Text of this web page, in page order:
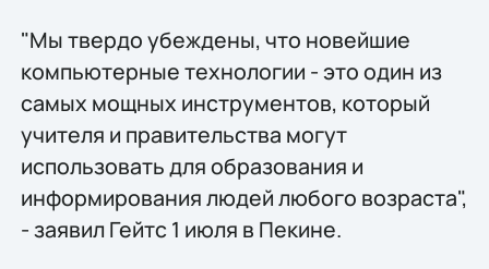
"Мы твердо убеждены, что новейшие
компьютерные технологии - это один из
самых мощных инструментов, который
учителя и правительства могут
использовать для образования и
информирования людей любого возраста",
- заявил Гейтс 1 июля в Пекине.